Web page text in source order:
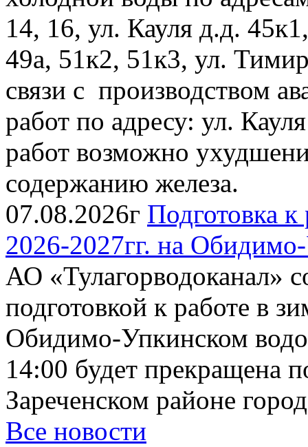
14, 16, ул. Кауля д.д.
49а, 51к2, 51к3, ул.
связи с производством
работ по адресу: ул.
работ возможно
содержанию железа.
07.08.2026г Подготовка
2026-2027гг. на
АО «Тулагорводоканал»
подготовкой к работе в
Обидимо-Упкинском
14:00 будет прекращена
Зареченском районе
Все новости